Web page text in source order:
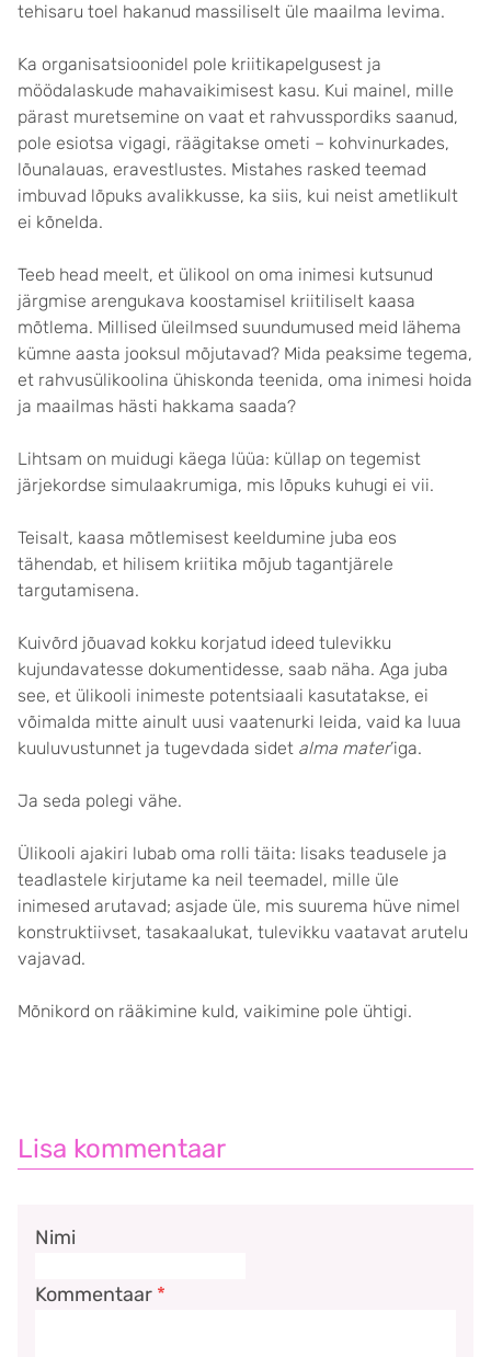
tehisaru toel hakanud massiliselt üle maailma levima.
Ka organisatsioonidel pole kriitikapelgusest ja
möödalaskude mahavaikimisest kasu. Kui mainel, mille
pärast muretsemine on vaat et rahvusspordiks saanud,
pole esiotsa vigagi, räägitakse ometi – kohvinurkades,
lõunalauas, eravestlustes. Mistahes rasked teemad
imbuvad lõpuks avalikkusse, ka siis, kui neist ametlikult
ei kõnelda.
Teeb head meelt, et ülikool on oma inimesi kutsunud
järgmise arengukava koostamisel kriitiliselt kaasa
mõtlema. Millised üleilmsed suundumused meid lähema
kümne aasta jooksul mõjutavad? Mida peaksime tegema,
et rahvusülikoolina ühiskonda teenida, oma inimesi hoida
ja maailmas hästi hakkama saada?
Lihtsam on muidugi käega lüüa: küllap on tegemist
järjekordse simulaakrumiga, mis lõpuks kuhugi ei vii.
Teisalt, kaasa mõtlemisest keeldumine juba eos
tähendab, et hilisem kriitika mõjub tagantjärele
targutamisena.
Kuivõrd jõuavad kokku korjatud ideed tulevikku
kujundavatesse dokumentidesse, saab näha. Aga juba
see, et ülikooli inimeste potentsiaali kasutatakse, ei
võimalda mitte ainult uusi vaatenurki leida, vaid ka luua
kuuluvustunnet ja tugevdada sidet alma mater’iga.
Ja seda polegi vähe.
Ülikooli ajakiri lubab oma rolli täita: lisaks teadusele ja
teadlastele kirjutame ka neil teemadel, mille üle
inimesed arutavad; asjade üle, mis suurema hüve nimel
konstruktiivset, tasakaalukat, tulevikku vaatavat arutelu
vajavad.
Mõnikord on rääkimine kuld, vaikimine pole ühtigi.
Lisa kommentaar
Kommentaar *
Nimi